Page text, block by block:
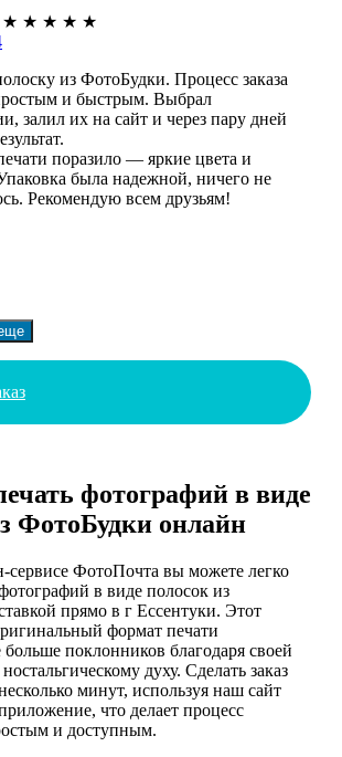
★ ★ ★ ★ ★
из ФотоБудки. Процесс заказа
и быстрым. Выбрал
залил их на сайт и через пару дней
поразило — яркие цвета и
была надежной, ничего не
Рекомендую всем друзьям!
фотографий в виде
ФотоБудки онлайн
ФотоПочта вы можете легко
фотографий в виде полосок из
прямо в г Ессентуки. Этот
формат печати
больше поклонников благодаря своей
духу. Сделать заказ
минут, используя наш сайт
что делает процесс
и доступным.